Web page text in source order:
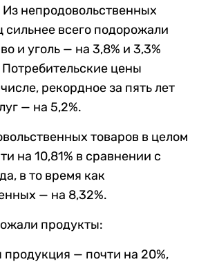
Из непродовольственных
сильнее всего подорожали
и уголь — на 3,8% и 3,3%
Потребительские цены
рекордное за пять лет
— на 5,2%.
товаров в целом
на 10,81% в сравнении с
в то время как
— на 8,32%.
продукты:
— почти на 20%,